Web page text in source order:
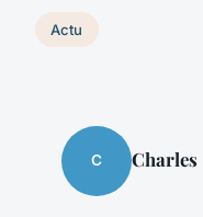
Actu
C Charles